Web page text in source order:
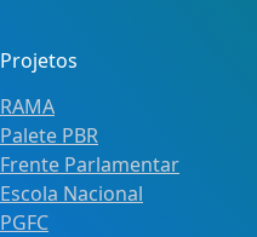
Projetos
RAMA
Palete PBR
Frente Parlamentar
Escola Nacional
PGFC